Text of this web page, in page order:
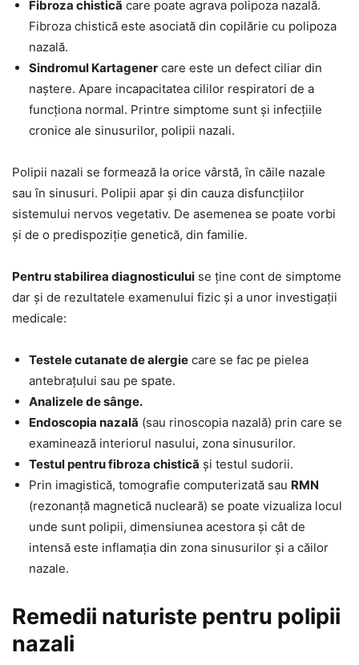
Fibroza chistică care poate agrava polipoza nazală.
Fibroza chistică este asociată din copilărie cu polipoza
nazală.
Sindromul Kartagener care este un defect ciliar din
naștere. Apare incapacitatea cililor respiratori de a
funcționa normal. Printre simptome sunt și infecțiile
cronice ale sinusurilor, polipii nazali.
Polipii nazali se formează la orice vârstă, în căile nazale
sau în sinusuri. Polipii apar și din cauza disfuncțiilor
sistemului nervos vegetativ. De asemenea se poate vorbi
și de o predispoziție genetică, din familie.
Pentru stabilirea diagnosticului se ține cont de simptome
dar și de rezultatele examenului fizic și a unor investigații
medicale:
Testele cutanate de alergie care se fac pe pielea
antebrațului sau pe spate.
Analizele de sânge.
Endoscopia nazală (sau rinoscopia nazală) prin care se
examinează interiorul nasului, zona sinusurilor.
Testul pentru fibroza chistică și testul sudorii.
Prin imagistică, tomografie computerizată sau RMN
(rezonanță magnetică nucleară) se poate vizualiza locul
unde sunt polipii, dimensiunea acestora și cât de
intensă este inflamația din zona sinusurilor și a căilor
nazale.
Remedii naturiste pentru polipii
nazali